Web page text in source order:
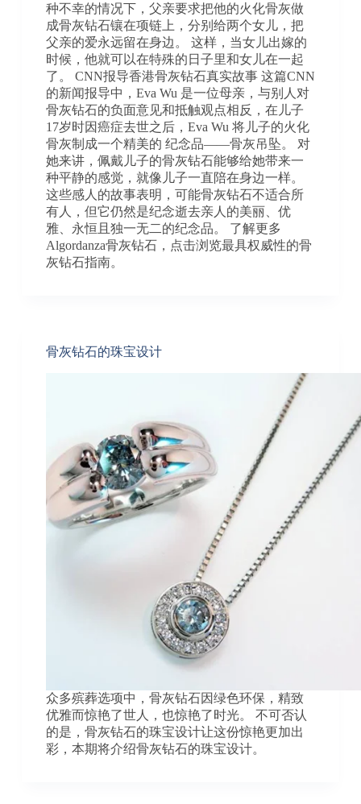
种不幸的情况下，父亲要求把他的火化骨灰做
成骨灰钻石镶在项链上，分别给两个女儿，把
父亲的爱永远留在身边。 这样，当女儿出嫁的
时候，他就可以在特殊的日子里和女儿在一起
了。 CNN报导香港骨灰钻石真实故事 这篇CNN
的新闻报导中，Eva Wu 是一位母亲，与别人对
骨灰钻石的负面意见和抵触观点相反，在儿子
17岁时因癌症去世之后，Eva Wu 将儿子的火化
骨灰制成一个精美的 纪念品——骨灰吊坠。 对
她来讲，佩戴儿子的骨灰钻石能够给她带来一
种平静的感觉，就像儿子一直陪在身边一样。
这些感人的故事表明，可能骨灰钻石不适合所
有人，但它仍然是纪念逝去亲人的美丽、优
雅、永恒且独一无二的纪念品。 了解更多
Algordanza骨灰钻石，点击浏览最具权威性的骨
灰钻石指南。
骨灰钻石的珠宝设计
众多殡葬选项中，骨灰钻石因绿色环保，精致
优雅而惊艳了世人，也惊艳了时光。 不可否认
的是，骨灰钻石的珠宝设计让这份惊艳更加出
彩，本期将介绍骨灰钻石的珠宝设计。